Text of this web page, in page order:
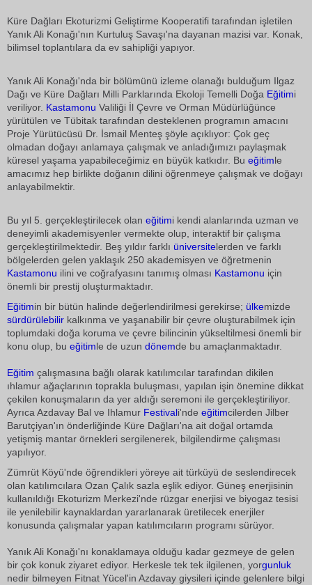
Küre Dağları Ekoturizmi Geliştirme Kooperatifi tarafından işletilen
Yanık Ali Konağı'nın Kurtuluş Savaşı'na dayanan mazisi var. Konak,
bilimsel toplantılara da ev sahipliği yapıyor.
Yanık Ali Konağı'nda bir bölümünü izleme olanağı bulduğum Ilgaz
Dağı ve Küre Dağları Milli Parklarında Ekoloji Temelli Doğa Eğitimi
veriliyor. Kastamonu Valiliği İl Çevre ve Orman Müdürlüğünce
yürütülen ve Tübitak tarafından desteklenen programın amacını
Proje Yürütücüsü Dr. İsmail Menteş şöyle açıklıyor: Çok geç
olmadan doğayı anlamaya çalışmak ve anladığımızı paylaşmak
küresel yaşama yapabileceğimiz en büyük katkıdır. Bu eğitimle
amacımız hep birlikte doğanın dilini öğrenmeye çalışmak ve doğayı
anlayabilmektir.
Bu yıl 5. gerçekleştirilecek olan eğitimi kendi alanlarında uzman ve
deneyimli akademisyenler vermekte olup, interaktif bir çalışma
gerçekleştirilmektedir. Beş yıldır farklı üniversitelerden ve farklı
bölgelerden gelen yaklaşık 250 akademisyen ve öğretmenin
Kastamonu ilini ve coğrafyasını tanımış olması Kastamonu için
önemli bir prestij oluşturmaktadır.
Eğitimin bir bütün halinde değerlendirilmesi gerekirse; ülkemizde
sürdürülebilir kalkınma ve yaşanabilir bir çevre oluşturabilmek için
toplumdaki doğa koruma ve çevre bilincinin yükseltilmesi önemli bir
konu olup, bu eğitimle de uzun dönemde bu amaçlanmaktadır.
Eğitim çalışmasına bağlı olarak katılımcılar tarafından dikilen
ıhlamur ağaçlarının toprakla buluşması, yapılan işin önemine dikkat
çekilen konuşmaların da yer aldığı seremoni ile gerçekleştiriliyor.
Ayrıca Azdavay Bal ve Ihlamur Festivali'nde eğitimcilerden Jilber
Barutçiyan'ın önderliğinde Küre Dağları'na ait doğal ortamda
yetişmiş mantar örnekleri sergilenerek, bilgilendirme çalışması
yapılıyor.
Zümrüt Köyü'nde öğrendikleri yöreye ait türküyü de seslendirecek
olan katılımcılara Ozan Çalık sazla eşlik ediyor. Güneş enerjisinin
kullanıldığı Ekoturizm Merkezi'nde rüzgar enerjisi ve biyogaz tesisi
ile yenilebilir kaynaklardan yararlanarak üretilecek enerjiler
konusunda çalışmalar yapan katılımcıların programı sürüyor.
Yanık Ali Konağı'nı konaklamaya olduğu kadar gezmeye de gelen
bir çok konuk ziyaret ediyor. Herkesle tek tek ilgilenen, yorgunluk
nedir bilmeyen Fitnat Yücel'in Azdavay giysileri içinde gelenlere bilgi